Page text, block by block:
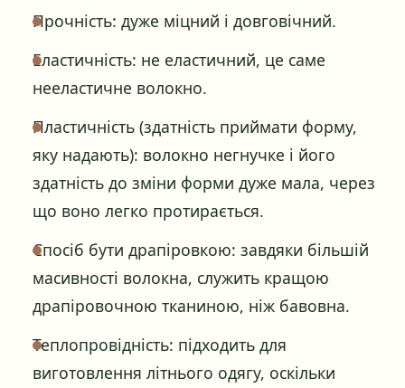
Прочність: дуже міцний і довговічний.
Еластичність: не еластичний, це саме
нееластичне волокно.
Пластичність (здатність приймати форму,
яку надають): волокно негнучке і його
здатність до зміни форми дуже мала, через
що воно легко протирається.
Спосіб бути драпіровкою: завдяки більшій
масивності волокна, служить кращою
драпіровочною тканиною, ніж бавовна.
Теплопровідність: підходить для
виготовлення літнього одягу, оскільки